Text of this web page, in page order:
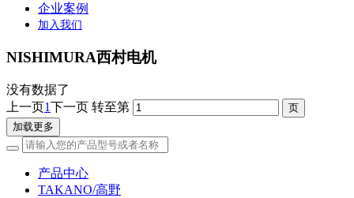
企业案例
加入我们
NISHIMURA西村电机
没有数据了
上一页1下一页 转至第
加载更多
产品中心
TAKANO/高野